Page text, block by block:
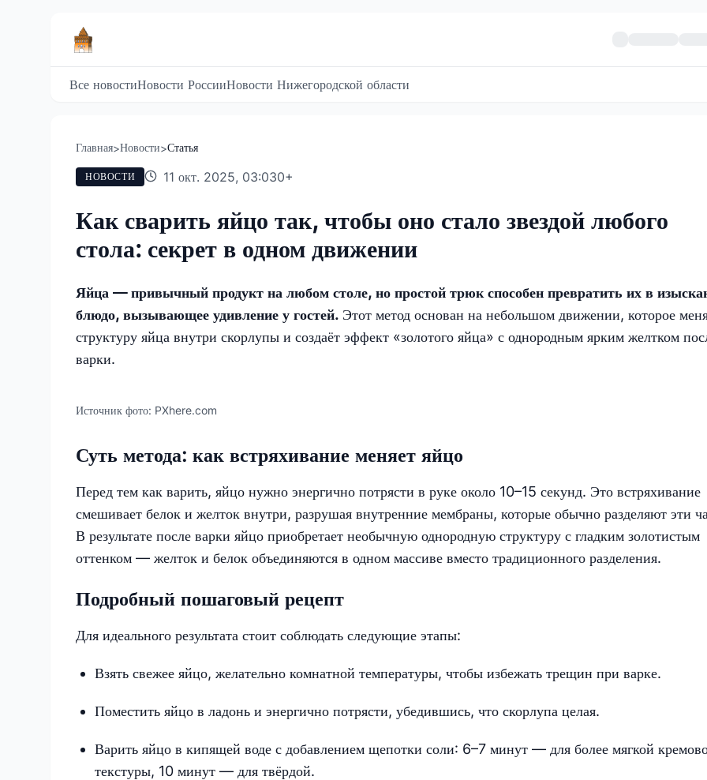
Все новостиНовости РоссииНовости Нижегородской области
Главная>Новости>Статья
НОВОСТИ 11 окт. 2025, 03:030+
Как сварить яйцо так, чтобы оно стало звездой любого
стола: секрет в одном движении
Яйца — привычный продукт на любом столе, но простой трюк способен превратить их в
блюдо, вызывающее удивление у гостей. Этот метод основан на небольшом движении, которое
структуру яйца внутри скорлупы и создаёт эффект «золотого яйца» с однородным ярким желтком
варки.
Источник фото: PXhere.com
Суть метода: как встряхивание меняет яйцо
Перед тем как варить, яйцо нужно энергично потрясти в руке около 10–15 секунд. Это встряхивание
смешивает белок и желток внутри, разрушая внутренние мембраны, которые обычно разделяют эти
В результате после варки яйцо приобретает необычную однородную структуру с гладким золотистым
оттенком — желток и белок объединяются в одном массиве вместо традиционного разделения.
Подробный пошаговый рецепт
Для идеального результата стоит соблюдать следующие этапы:
Взять свежее яйцо, желательно комнатной температуры, чтобы избежать трещин при варке.
Поместить яйцо в ладонь и энергично потрясти, убедившись, что скорлупа целая.
Варить яйцо в кипящей воде с добавлением щепотки соли: 6–7 минут — для более мягкой
текстуры, 10 минут — для твёрдой.